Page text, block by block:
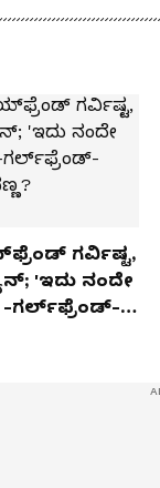
ಗರ್ವಿಷ್ಟ,
'ಇದು ನಂದೇ
-ಗರ್ಲ್‌ಫ್ರೆಂಡ್-